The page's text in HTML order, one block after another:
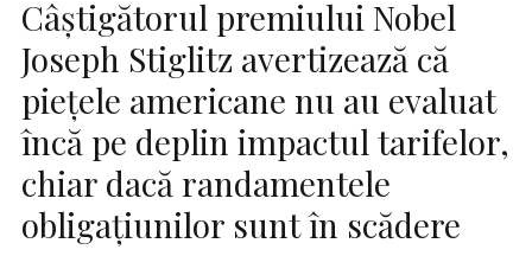
Câștigătorul premiului Nobel
Joseph Stiglitz avertizează că
piețele americane nu au evaluat
încă pe deplin impactul tarifelor,
chiar dacă randamentele
obligațiunilor sunt în scădere